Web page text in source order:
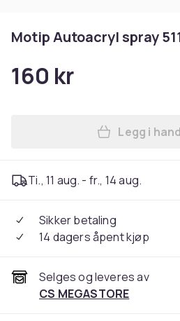
Motip Autoacryl spray
160 kr
Legg i
Ti., 11 aug. - fr., 14 aug.
Sikker betaling
14 dagers åpent kjøp
Selges og leveres av
CS MEGASTORE